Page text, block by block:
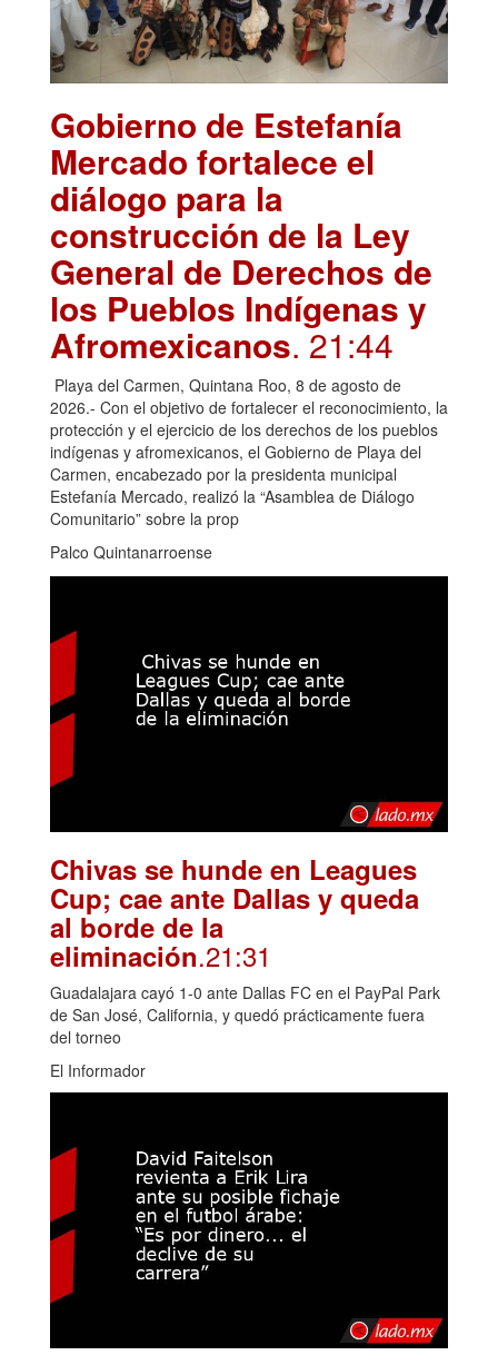
Gobierno de Estefanía
Mercado fortalece el
diálogo para la
construcción de la Ley
General de Derechos de
los Pueblos Indígenas y
Afromexicanos. 21:44
Playa del Carmen, Quintana Roo, 8 de agosto de
2026.- Con el objetivo de fortalecer el reconocimiento, la
protección y el ejercicio de los derechos de los pueblos
indígenas y afromexicanos, el Gobierno de Playa del
Carmen, encabezado por la presidenta municipal
Estefanía Mercado, realizó la “Asamblea de Diálogo
Comunitario” sobre la prop
Palco Quintanarroense
Chivas se hunde en Leagues
Cup; cae ante Dallas y queda
al borde de la
eliminación.21:31
Guadalajara cayó 1-0 ante Dallas FC en el PayPal Park
de San José, California, y quedó prácticamente fuera
del torneo
El Informador